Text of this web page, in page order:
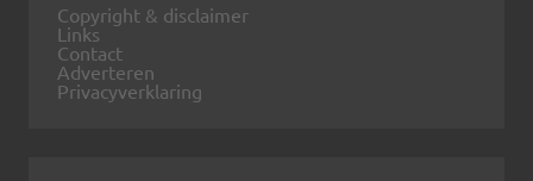
Copyright & disclaimer
Links
Contact
Adverteren
Privacyverklaring